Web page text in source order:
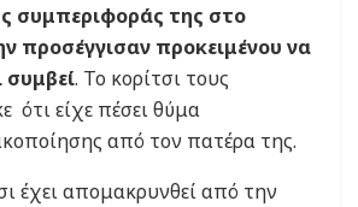
συμπεριφοράς της στο
προσέγγισαν προκειμένου να
συμβεί. Το κορίτσι τους
ότι είχε πέσει θύμα
από τον πατέρα της.
έχει απομακρυνθεί από την